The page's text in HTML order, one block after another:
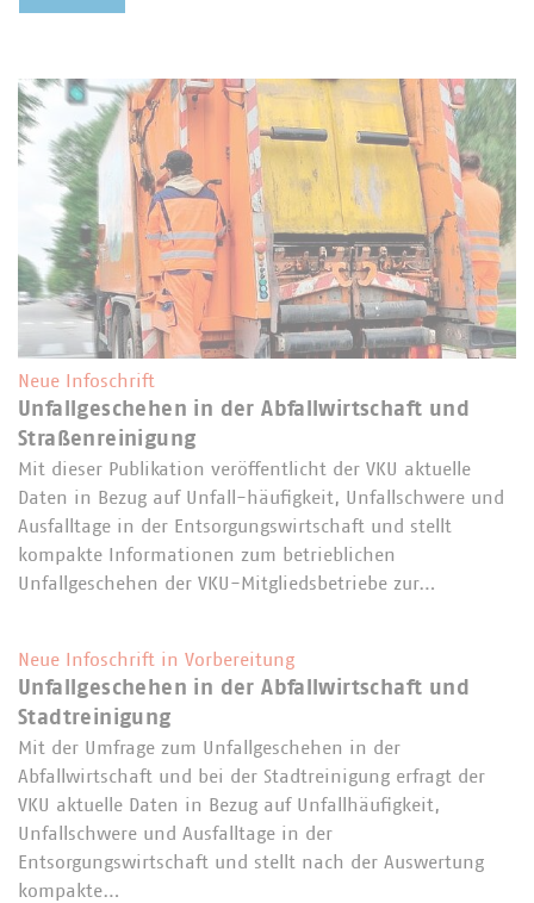
Neue Infoschrift
Unfallgeschehen in der Abfallwirtschaft und
Straßenreinigung
Mit dieser Publikation veröffentlicht der VKU aktuelle
Daten in Bezug auf Unfall-häufigkeit, Unfallschwere und
Ausfalltage in der Entsorgungswirtschaft und stellt
kompakte Informationen zum betrieblichen
Unfallgeschehen der VKU-Mitgliedsbetriebe zur…
Neue Infoschrift in Vorbereitung
Unfallgeschehen in der Abfallwirtschaft und
Stadtreinigung
Mit der Umfrage zum Unfallgeschehen in der
Abfallwirtschaft und bei der Stadtreinigung erfragt der
VKU aktuelle Daten in Bezug auf Unfallhäufigkeit,
Unfallschwere und Ausfalltage in der
Entsorgungswirtschaft und stellt nach der Auswertung
kompakte…